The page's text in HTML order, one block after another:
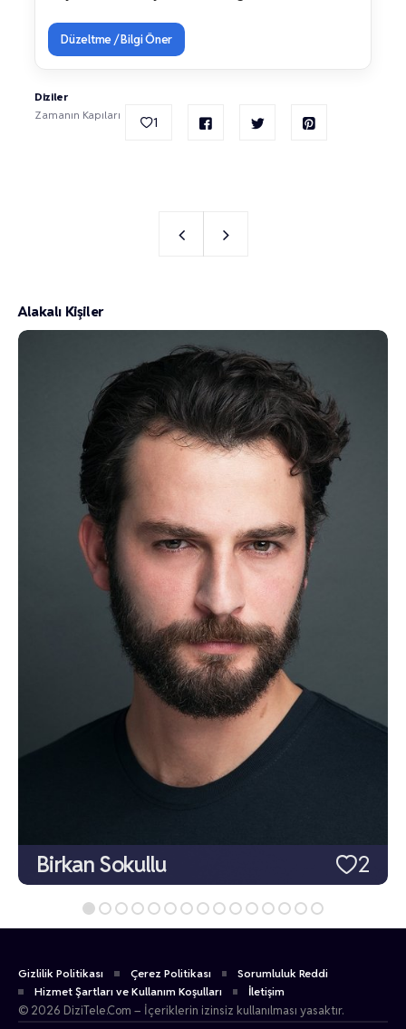
Düzeltme / Bilgi Öner
Diziler
Zamanın Kapıları
1
Alakalı Kişiler
2
Birkan Sokullu
Gizlilik Politikası Çerez Politikası
Sorumluluk Reddi
Hizmet Şartları ve Kullanım Koşulları
İletişim
© 2026 DiziTele.Com – İçeriklerin izinsiz kullanılması yasaktır.